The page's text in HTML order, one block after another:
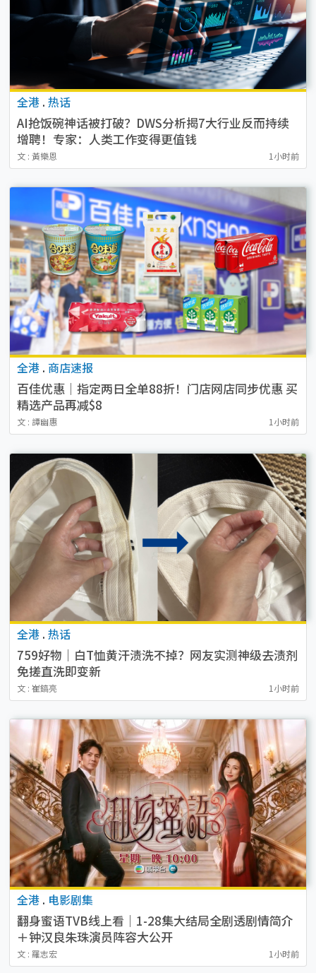
全港 . 热话
AI抢饭碗神话被打破？DWS分析揭7大行业反而持续
增聘！专家：人类工作变得更值钱
文 : 黃樂恩 1小时前
全港 . 商店速报
百佳优惠｜指定两日全单88折！门店网店同步优惠 买
精选产品再减$8
文 : 譚幽惠 1小时前
全港 . 热话
759好物｜白T恤黄汗渍洗不掉？网友实测神级去渍剂
免搓直洗即变新
文 : 崔鎬亮 1小时前
全港 . 电影剧集
翻身蜜语TVB线上看｜1-28集大结局全剧透剧情简介
＋钟汉良朱珠演员阵容大公开
文 : 羅志宏 1小时前